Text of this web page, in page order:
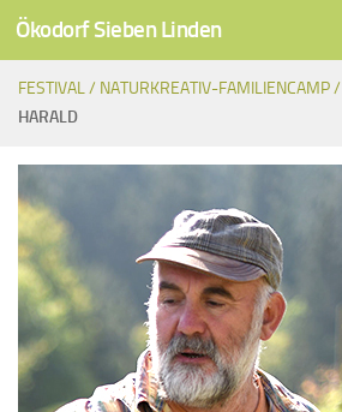
Unter dem Inhalt
Ökodorf Sieben Linden
FESTIVAL / NATURKREATIV-FAMILIENCAMP /
HARALD